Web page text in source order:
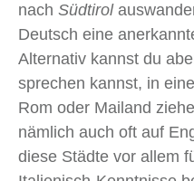
nach Südtirol
Deutsch eine
Alternativ kannst du
sprechen kannst, in
Rom oder Mailand
nämlich auch oft auf
diese Städte vor allem